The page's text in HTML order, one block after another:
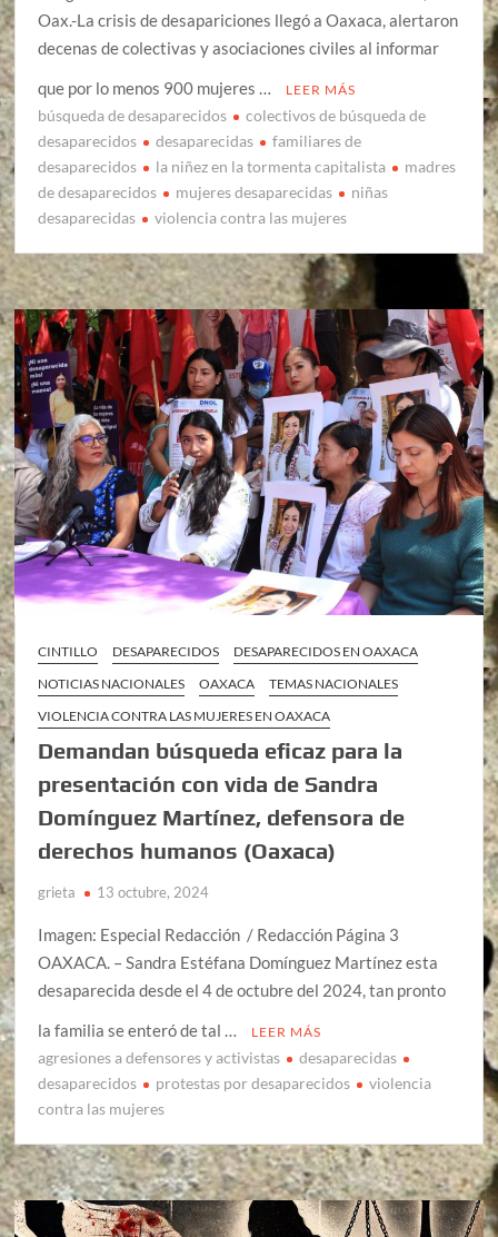
Oax.-La crisis de desapariciones llegó a Oaxaca, alertaron
decenas de colectivas y asociaciones civiles al informar
que por lo menos 900 mujeres …
LEER MÁS
búsqueda de desaparecidos
colectivos de búsqueda de
desaparecidos
desaparecidas
familiares de
desaparecidos
la niñez en la tormenta capitalista
madres
de desaparecidos
mujeres desaparecidas
niñas
desaparecidas
violencia contra las mujeres
CINTILLO DESAPARECIDOS
DESAPARECIDOS EN OAXACA
NOTICIAS NACIONALES
OAXACA
TEMAS NACIONALES
VIOLENCIA CONTRA LAS MUJERES EN OAXACA
Demandan búsqueda eficaz para la
presentación con vida de Sandra
Domínguez Martínez, defensora de
derechos humanos (Oaxaca)
grieta 13 octubre, 2024
Imagen: Especial Redacción / Redacción Página 3
OAXACA. – Sandra Estéfana Domínguez Martínez esta
desaparecida desde el 4 de octubre del 2024, tan pronto
la familia se enteró de tal …
LEER MÁS
agresiones a defensores y activistas
desaparecidas
desaparecidos
protestas por desaparecidos
violencia
contra las mujeres